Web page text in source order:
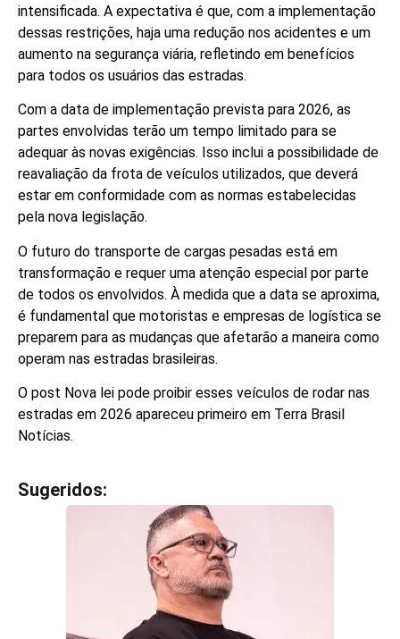
intensificada. A expectativa é que, com a implementação
dessas restrições, haja uma redução nos acidentes e um
aumento na segurança viária, refletindo em benefícios
para todos os usuários das estradas.
Com a data de implementação prevista para 2026, as
partes envolvidas terão um tempo limitado para se
adequar às novas exigências. Isso inclui a possibilidade de
reavaliação da frota de veículos utilizados, que deverá
estar em conformidade com as normas estabelecidas
pela nova legislação.
O futuro do transporte de cargas pesadas está em
transformação e requer uma atenção especial por parte
de todos os envolvidos. À medida que a data se aproxima,
é fundamental que motoristas e empresas de logística se
preparem para as mudanças que afetarão a maneira como
operam nas estradas brasileiras.
O post Nova lei pode proibir esses veículos de rodar nas
estradas em 2026 apareceu primeiro em Terra Brasil
Notícias.
Sugeridos: